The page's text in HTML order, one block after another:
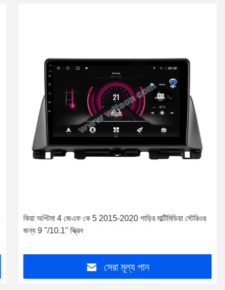
কিয়া অপ্টিমা 4 জেএফ কে 5 2015-2020 গাড়ির মাল্টিমিডিয়া স্টেরিওর
জন্য 9 "/10.1" স্ক্রিন
সেরা মূল্য পান